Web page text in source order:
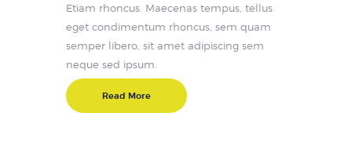
Etiam rhoncus. Maecenas tempus, tellus
eget condimentum rhoncus, sem quam
semper libero, sit amet adipiscing sem
neque sed ipsum.
Read More